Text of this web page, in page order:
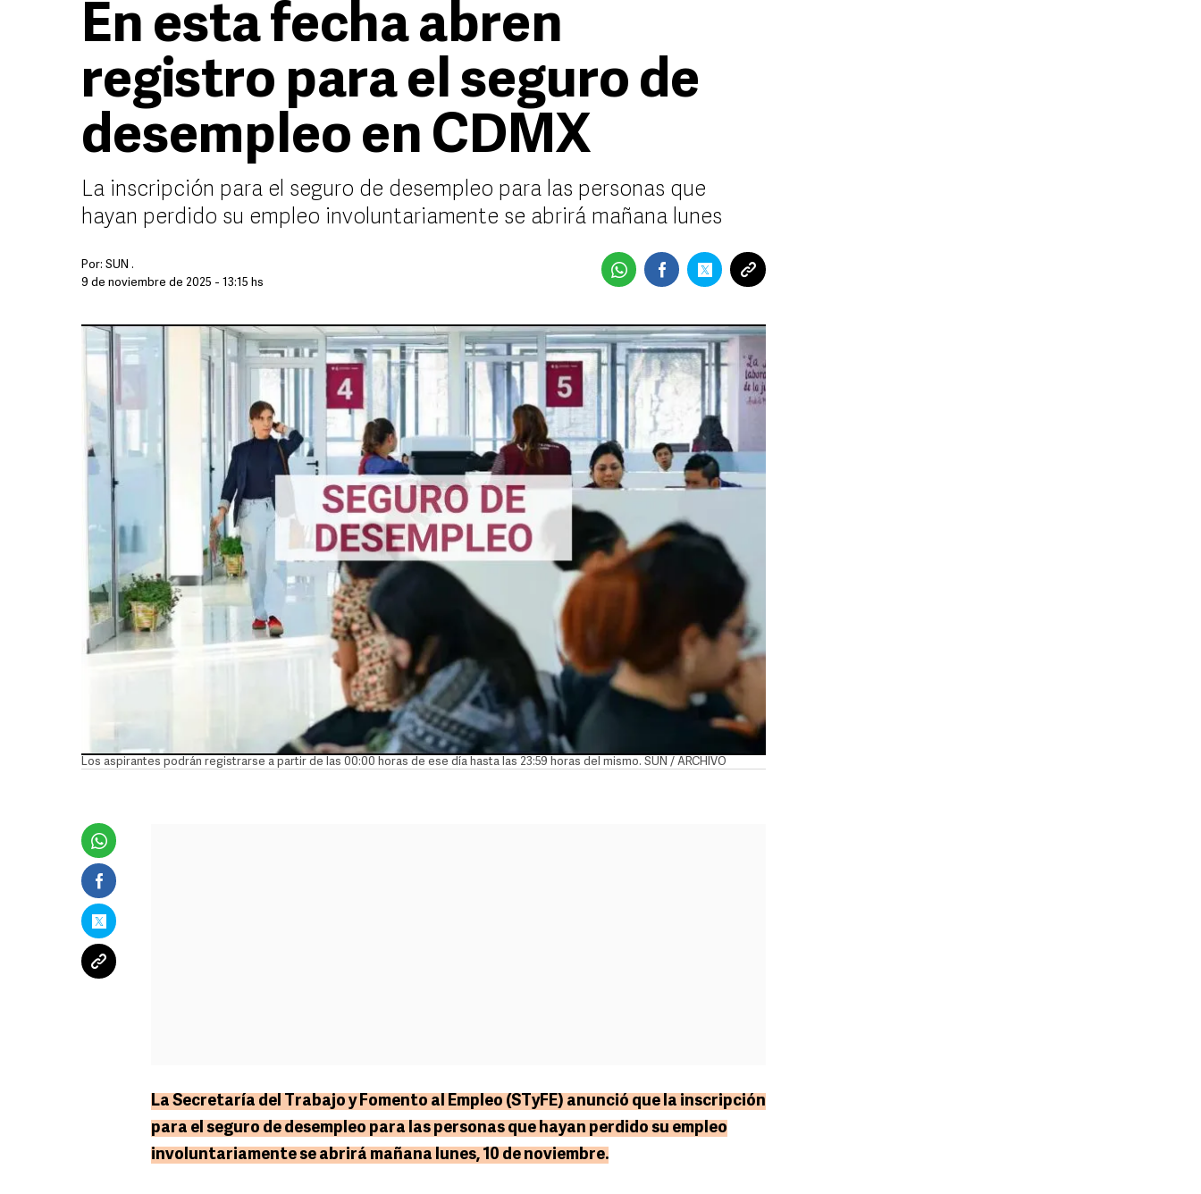
En esta fecha abren
registro para el seguro de
desempleo en CDMX
La inscripción para el seguro de desempleo para las personas que
hayan perdido su empleo involuntariamente se abrirá mañana lunes
Por: SUN .
9 de noviembre de 2025 - 13:15 hs
Los aspirantes podrán registrarse a partir de las 00:00 horas de ese día hasta las 23:59 horas del mismo. SUN / ARCHIVO
La Secretaría del Trabajo y Fomento al Empleo (STyFE) anunció que la inscripción
para el seguro de desempleo para las personas que hayan perdido su empleo
involuntariamente se abrirá mañana lunes, 10 de noviembre.